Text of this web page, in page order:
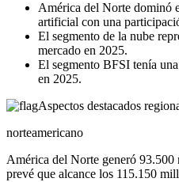
América del Norte dominó
artificial con una
El segmento de la nube
mercado en 2025.
El segmento BFSI tenía
en 2025.
Aspectos destacados
norteamericano
América del Norte generó 93.500
prevé que alcance los 115.150